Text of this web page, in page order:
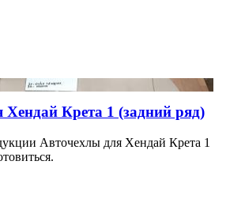
Крета 1 (задний ряд)
Авточехлы для Хендай Крета 1